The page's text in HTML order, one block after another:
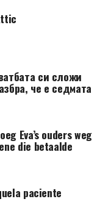
си сложи
че е седмата
Eva’s ouders weg
die betaalde
paciente